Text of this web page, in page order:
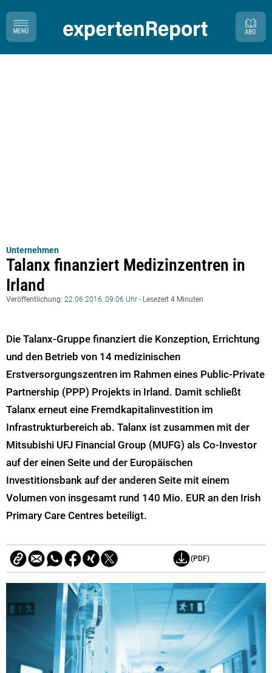
Unternehmen
Talanx finanziert Medizinzentren in
Irland
Veröffentlichung: 22.06.2016, 09:06 Uhr - Lesezeit 4 Minuten
Die Talanx-Gruppe finanziert die Konzeption, Errichtung
und den Betrieb von 14 medizinischen
Erstversorgungszentren im Rahmen eines Public-Private
Partnership (PPP) Projekts in Irland. Damit schließt
Talanx erneut eine Fremdkapitalinvestition im
Infrastrukturbereich ab. Talanx ist zusammen mit der
Mitsubishi UFJ Financial Group (MUFG) als Co-Investor
auf der einen Seite und der Europäischen
Investitionsbank auf der anderen Seite mit einem
Volumen von insgesamt rund 140 Mio. EUR an den Irish
Primary Care Centres beteiligt.
(PDF)